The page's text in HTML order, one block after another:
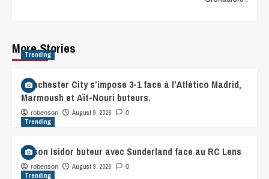
More Stories
Trending
Manchester City s’impose 3-1 face à l’Atlético Madrid,
Marmoush et Aït-Nouri buteurs.
robenson August 9, 2026 0
Trending
Wilson Isidor buteur avec Sunderland face au RC Lens
robenson August 9, 2026 0
Trending